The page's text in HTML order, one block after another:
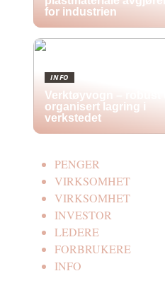
for industrien
INFO
Verktøyvogn – robust
organisert lagring i
verkstedet
PENGER
VIRKSOMHET
VIRKSOMHET
INVESTOR
LEDERE
FORBRUKERE
INFO